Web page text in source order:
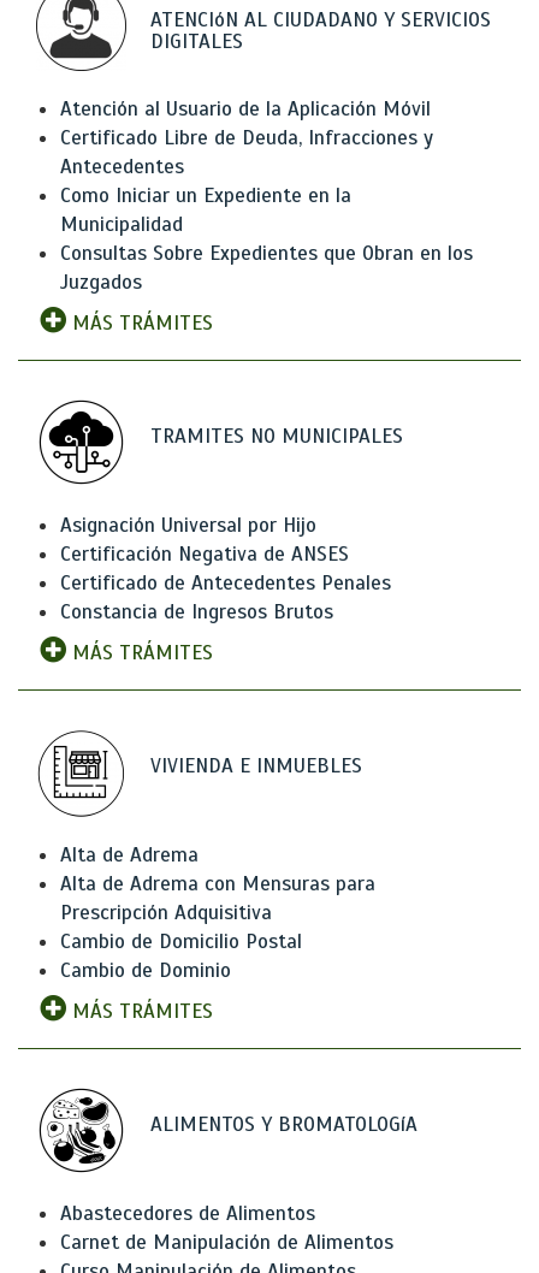
ATENCIóN AL CIUDADANO Y SERVICIOS
DIGITALES
Atención al Usuario de la Aplicación Móvil
Certificado Libre de Deuda, Infracciones y
Antecedentes
Como Iniciar un Expediente en la
Municipalidad
Consultas Sobre Expedientes que Obran en los
Juzgados
MÁS TRÁMITES
TRAMITES NO MUNICIPALES
Asignación Universal por Hijo
Certificación Negativa de ANSES
Certificado de Antecedentes Penales
Constancia de Ingresos Brutos
MÁS TRÁMITES
VIVIENDA E INMUEBLES
Alta de Adrema
Alta de Adrema con Mensuras para
Prescripción Adquisitiva
Cambio de Domicilio Postal
Cambio de Dominio
MÁS TRÁMITES
ALIMENTOS Y BROMATOLOGíA
Abastecedores de Alimentos
Carnet de Manipulación de Alimentos